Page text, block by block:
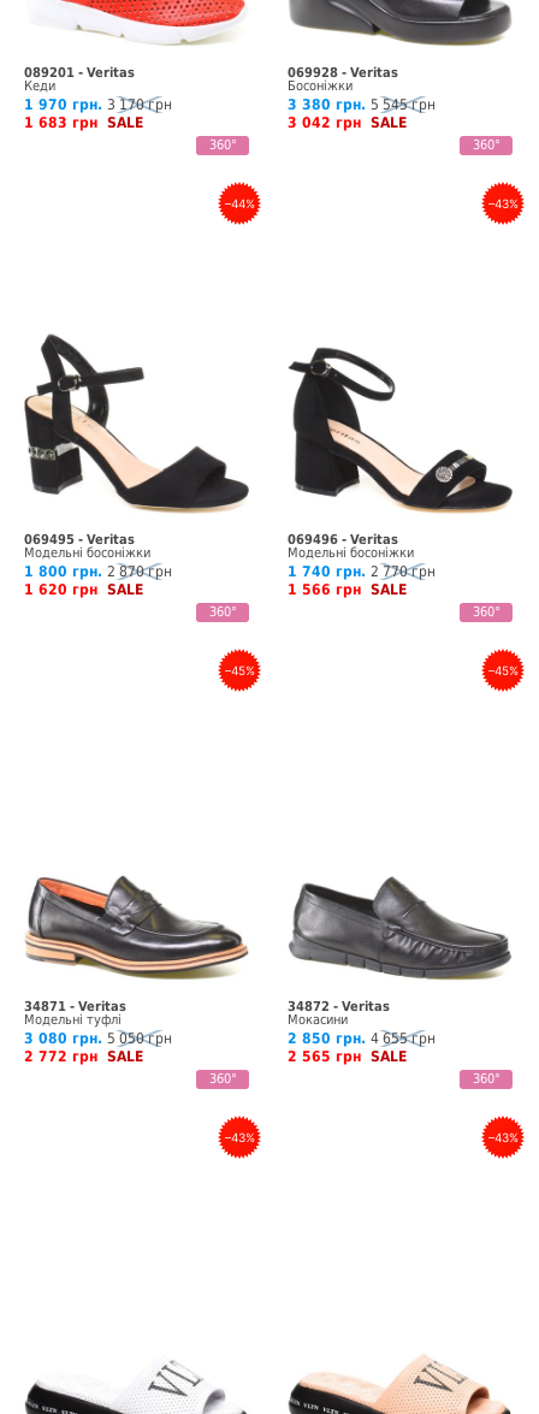
089201 - Veritas
Кеди
1 970 грн. 3 170 грн
1 683 грн SALE
360°
069928 - Veritas
Босоніжки
3 380 грн. 5 545 грн
3 042 грн SALE
360°
–44%
069495 - Veritas
Модельні босоніжки
1 800 грн. 2 870 грн
1 620 грн SALE
360°
–43%
069496 - Veritas
Модельні босоніжки
1 740 грн. 2 770 грн
1 566 грн SALE
360°
–45%
34871 - Veritas
Модельні туфлі
3 080 грн. 5 050 грн
2 772 грн SALE
360°
–45%
34872 - Veritas
Мокасини
2 850 грн. 4 655 грн
2 565 грн SALE
360°
–43% –43%